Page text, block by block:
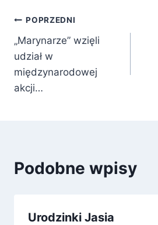
Nawigacja
wpisu
POPRZEDNI
„Marynarze” wzięli
udział w
międzynarodowej
akcji…
Podobne wpisy
Urodzinki Jasia